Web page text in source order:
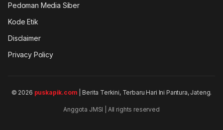
Pedoman Media Siber
Kode Etik
Disclaimer
Privacy Policy
© 2026 puskapik.com | Berita Terkini, Terbaru Hari Ini Pantura, Jateng.
Anggota JMSI | All rights reserved